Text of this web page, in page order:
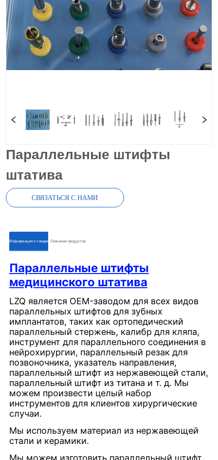
Параллельные штифты
штатива
СВЯЗАТЬСЯ С НАМИ
ㅤㅤИнформация о товареㅤㅤ ㅤㅤОписание продуктовㅤㅤ